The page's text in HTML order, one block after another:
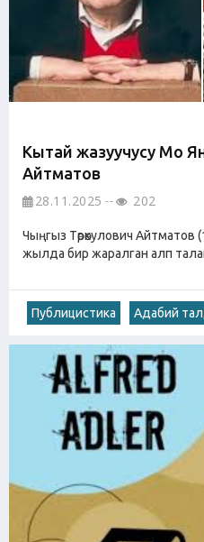
Кытай жазуучусу Мо
Айтматов
28.11.2025 202
Чыңгыз Төрөкулович
жылда бир жаралган алп
Публицистика Адабий